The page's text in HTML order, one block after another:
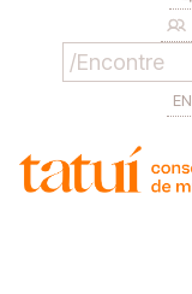
EN